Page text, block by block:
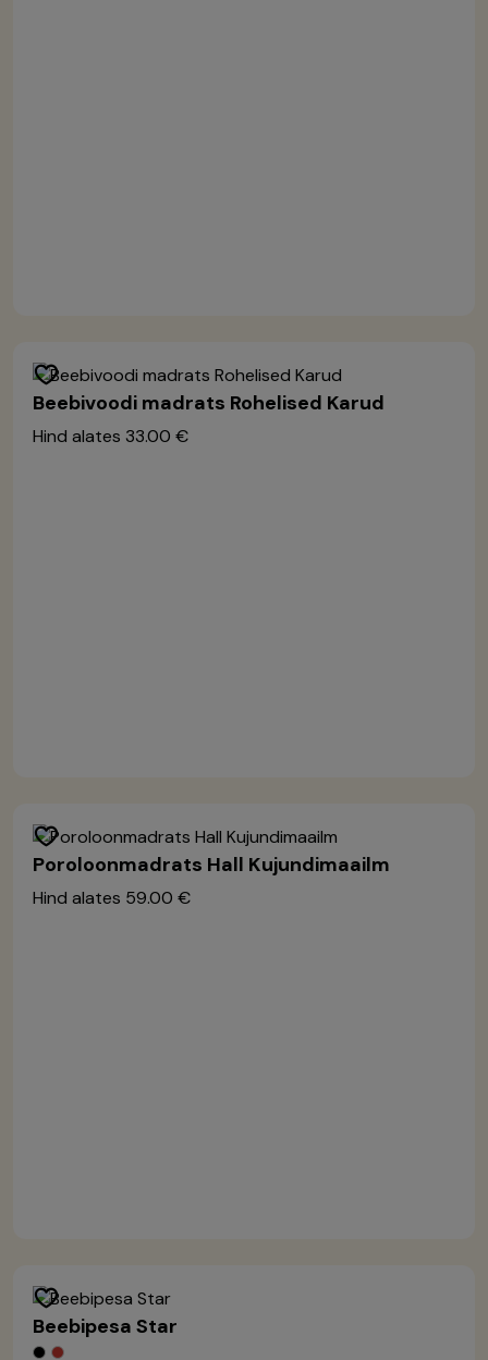
Beebivoodi madrats Rohelised Karud
Hind alates 33.00 €
Poroloonmadrats Hall Kujundimaailm
Hind alates 59.00 €
Beebipesa Star